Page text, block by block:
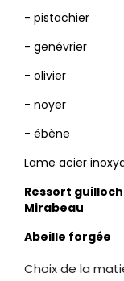
- pistachier
- genévrier
- olivier
- noyer
- ébène
Lame acier
Ressort
Mirabeau
Abeille forgée
Choix de la